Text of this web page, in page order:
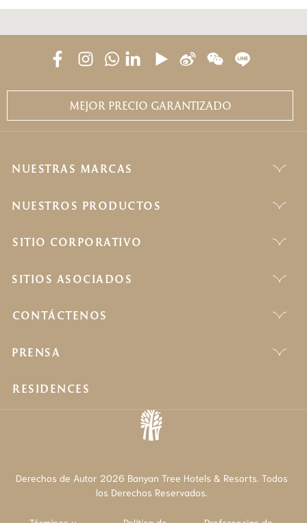
MEJOR PRECIO GARANTIZADO
NUESTRAS MARCAS
NUESTROS PRODUCTOS
SITIO CORPORATIVO
SITIOS ASOCIADOS
CONTÁCTENOS
PRENSA
RESIDENCES
Derechos de Autor 2026 Banyan Tree Hotels & Resorts. Todos
los Derechos Reservados.